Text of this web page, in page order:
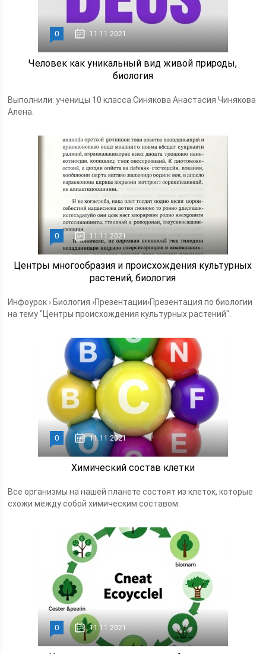
0 11.11.2021
Человек как уникальный вид живой природы,
биология
Выполнили: ученицы 10 класса Синякова Анастасия Чинякова
Алена.
0 11.11.2021
Центры многообразия и происхождения культурных
растений, биология
Инфоурок › Биология ›Презентации›Презентация по биологии
на тему "Центры происхождения культурных растений".
0 11.11.2021
Химический состав клетки
Все организмы на нашей планете состоят из клеток, которые
схожи между собой химическим составом.
0 11.11.2021